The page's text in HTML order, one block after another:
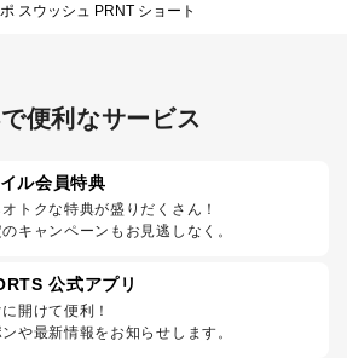
スウッシュ PRNT ショート
便利なサービス
ル会員特典
トクな特典が盛りだくさん！
キャンペーンもお見逃しなく。
公式アプリ
開けて便利！
や最新情報をお知らせします。